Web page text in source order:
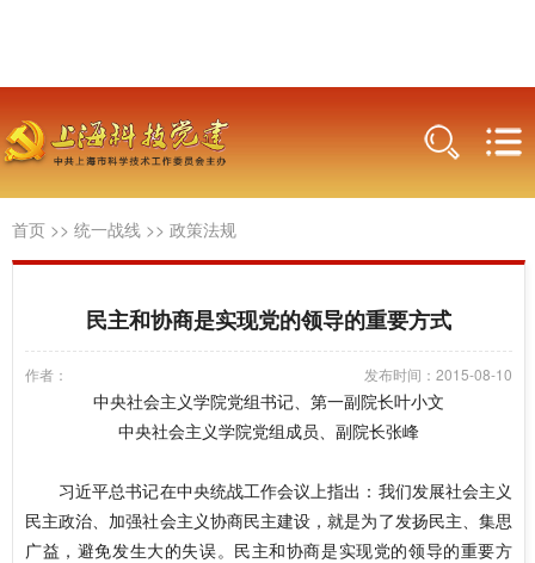
首页 >> 统一战线 >> 政策法规
民主和协商是实现党的领导的重要方式
作者： 发布时间：2015-08-10
中央社会主义学院党组书记、第一副院长叶小文
中央社会主义学院党组成员、副院长张峰
习近平总书记在中央统战工作会议上指出：我们发展社会主义
民主政治、加强社会主义协商民主建设，就是为了发扬民主、集思
广益，避免发生大的失误。民主和协商是实现党的领导的重要方